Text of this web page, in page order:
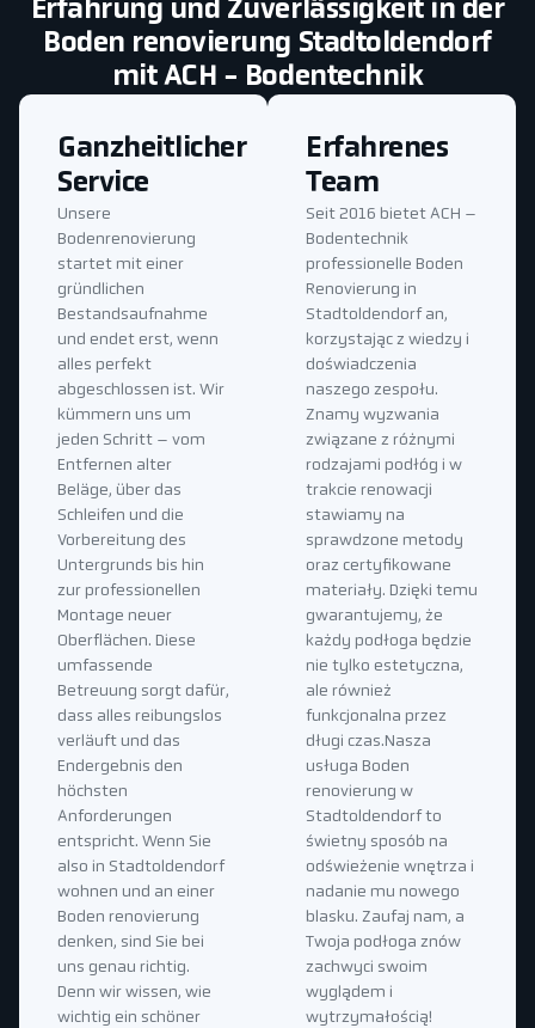
Erfahrung und Zuverlässigkeit in der
Boden renovierung Stadtoldendorf
mit ACH - Bodentechnik
Erfahrenes
Team
Seit 2016 bietet ACH –
Bodentechnik
professionelle Boden
Renovierung in
Stadtoldendorf an,
korzystając z wiedzy i
doświadczenia
naszego zespołu.
Znamy wyzwania
związane z różnymi
rodzajami podłóg i w
trakcie renowacji
stawiamy na
sprawdzone metody
oraz certyfikowane
materiały. Dzięki temu
gwarantujemy, że
każdy podłoga będzie
nie tylko estetyczna,
ale również
funkcjonalna przez
długi czas.Nasza
usługa Boden
renovierung w
Stadtoldendorf to
świetny sposób na
odświeżenie wnętrza i
nadanie mu nowego
blasku. Zaufaj nam, a
Twoja podłoga znów
zachwyci swoim
wyglądem i
wytrzymałością!
Ganzheitlicher
Service
Unsere
Bodenrenovierung
startet mit einer
gründlichen
Bestandsaufnahme
und endet erst, wenn
alles perfekt
abgeschlossen ist. Wir
kümmern uns um
jeden Schritt – vom
Entfernen alter
Beläge, über das
Schleifen und die
Vorbereitung des
Untergrunds bis hin
zur professionellen
Montage neuer
Oberflächen. Diese
umfassende
Betreuung sorgt dafür,
dass alles reibungslos
verläuft und das
Endergebnis den
höchsten
Anforderungen
entspricht. Wenn Sie
also in Stadtoldendorf
wohnen und an einer
Boden renovierung
denken, sind Sie bei
uns genau richtig.
Denn wir wissen, wie
wichtig ein schöner